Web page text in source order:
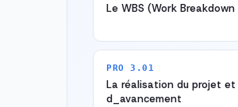
Le WBS (Work
PRO 3.01
La réalisation du projet et
d_avancement